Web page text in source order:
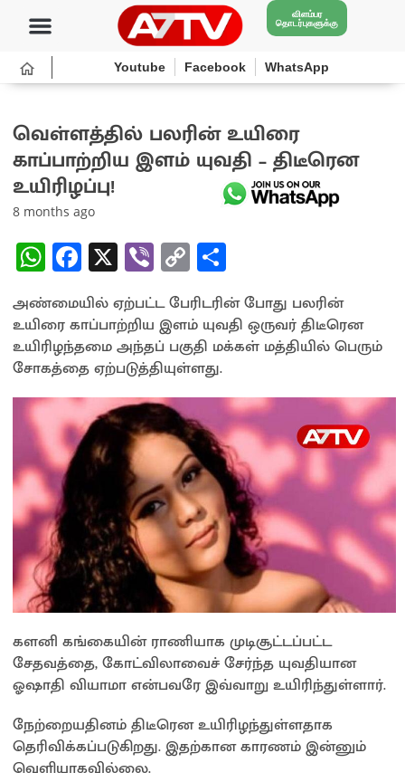
விளம்பர
தொடர்புகளுக்கு
Youtube Facebook WhatsApp
வெள்ளத்தில் பலரின் உயிரை
காப்பாற்றிய இளம் யுவதி – திடீரென
உயிரிழப்பு!
8 months ago
W
h
at
sA
p
p
Fa
ce
b
o
o
k
X Vi
b
er
C
o
py
Li
n
k
h
ar
e
அண்மையில் ஏற்பட்ட பேரிடரின் போது பலரின்
உயிரை காப்பாற்றிய இளம் யுவதி ஒருவர் திடீரென
உயிரிழந்தமை அந்தப் பகுதி மக்கள் மத்தியில் பெரும்
சோகத்தை ஏற்படுத்தியுள்ளது.
களனி கங்கையின் ராணியாக முடிசூட்டப்பட்ட
சேதவத்தை, கோட்விலாவைச் சேர்ந்த யுவதியான
ஓஷாதி வியாமா என்பவரே இவ்வாறு உயிரிந்துள்ளார்.
நேற்றையதினம் திடீரென உயிரிழந்துள்ளதாக
தெரிவிக்கப்படுகிறது. இதற்கான காரணம் இன்னும்
வெளியாகவில்லை.